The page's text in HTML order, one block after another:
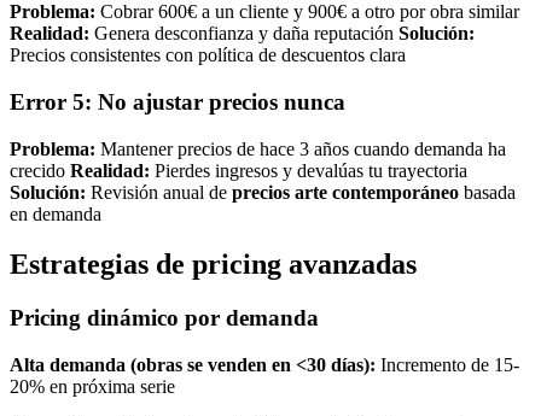
Problema: Cobrar 600€ a un cliente y 900€ a otro por obra similar
Realidad: Genera desconfianza y daña reputación Solución:
Precios consistentes con política de descuentos clara
Error 5: No ajustar precios nunca
Problema: Mantener precios de hace 3 años cuando demanda ha
crecido Realidad: Pierdes ingresos y devalúas tu trayectoria
Solución: Revisión anual de precios arte contemporáneo basada
en demanda
Estrategias de pricing avanzadas
Pricing dinámico por demanda
Alta demanda (obras se venden en <30 días): Incremento de 15-
20% en próxima serie